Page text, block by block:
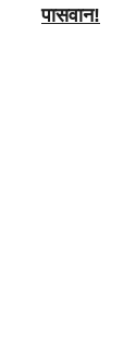
पासवान!